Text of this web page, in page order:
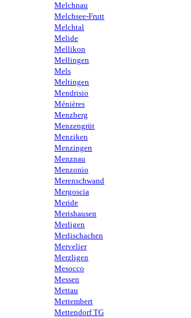
Melchnau
Melchsee-Frutt
Melchtal
Melide
Mellikon
Mellingen
Mels
Meltingen
Mendrisio
Ménières
Menzberg
Menzengrüt
Menziken
Menzingen
Menznau
Menzonio
Merenschwand
Mergoscia
Meride
Merishausen
Merligen
Merlischachen
Mervelier
Merzligen
Mesocco
Messen
Mettau
Mettembert
Mettendorf TG